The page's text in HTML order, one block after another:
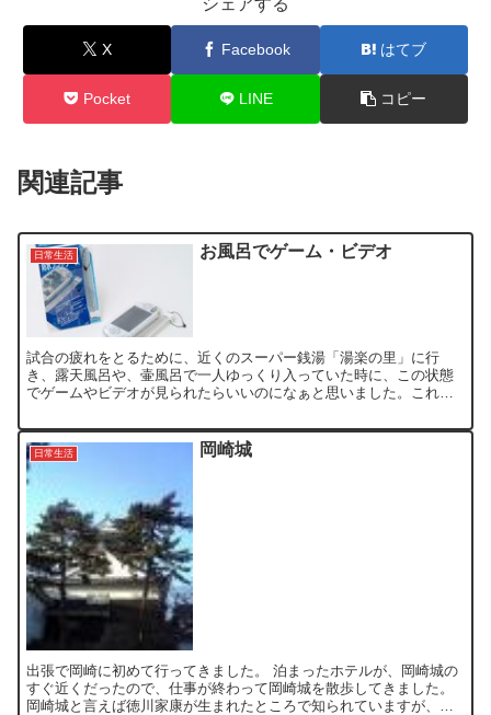
X Facebook はてブ
Pocket LINE コピー
関連記事
日常生活 お風呂でゲーム・ビデオ
試合の疲れをとるために、近くのスーパー銭湯「湯楽の里」に行
き、露天風呂や、壷風呂で一人ゆっくり入っていた時に、この状態
でゲームやビデオが見られたらいいのになぁと思いました。これか
せ...
日常生活 岡崎城
出張で岡崎に初めて行ってきました。 泊まったホテルが、岡崎城の
すぐ近くだったので、仕事が終わって岡崎城を散歩してきました。
岡崎城と言えば徳川家康が生まれたところで知られていますが、思